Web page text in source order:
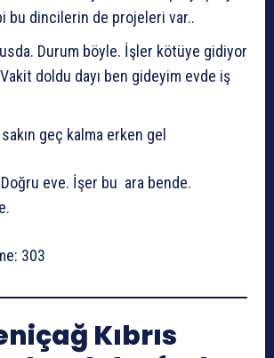
bu dincilerin de projeleri var..
Durum böyle. İşler kötüye gidiyor
doldu dayı ben gideyim evde iş
geç kalma erken gel
eve. İşer bu ara bende.
303
Kıbrıs